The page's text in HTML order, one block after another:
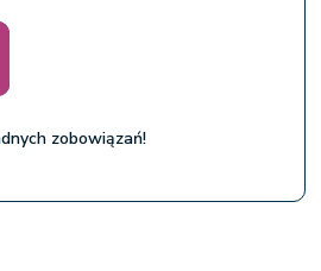
zobowiązań!